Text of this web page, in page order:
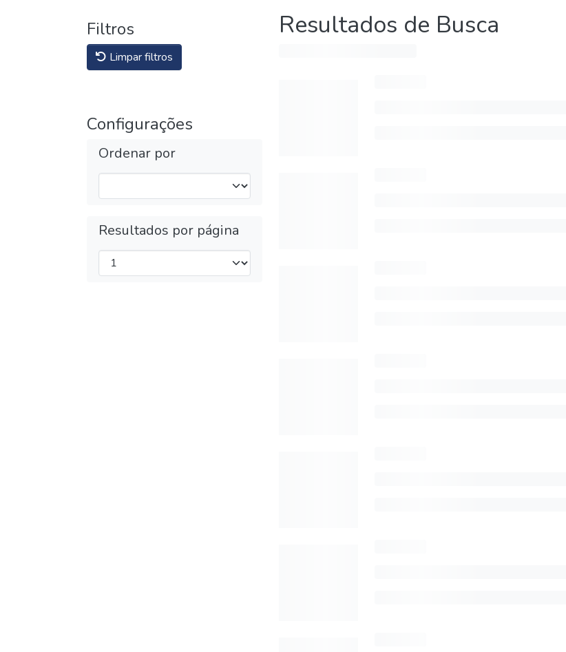
Filtros
Limpar filtros
Configurações
Ordenar por
Resultados por página
Resultados de Busca